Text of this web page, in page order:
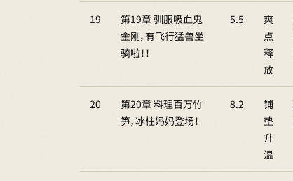
19
第19章 驯服吸血鬼
金刚，有飞行猛兽坐
骑啦！！
5.5
爽
点
释
放
20
第20章 料理百万竹
笋，冰柱妈妈登场！
8.2
铺
垫
升
温